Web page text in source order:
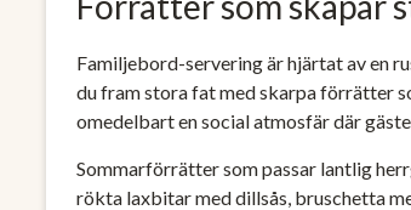
Familjebord-servering är hjärtat av en
du fram stora fat med skarpa förrätter
omedelbart en social atmosfär där
Sommarförrätter som passar lantlig
rökta laxbitar med dillsås, bruschetta